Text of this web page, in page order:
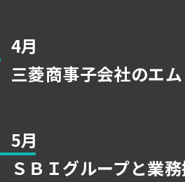
4月
三菱商事子会社のエ
5月
ＳＢＩグループと業